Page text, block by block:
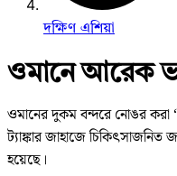
দক্ষিণ এশিয়া
ওমানে আরেক
ওমানের দুকম বন্দরে নোঙর করা
ট্যাঙ্কার জাহাজে
হয়েছে।